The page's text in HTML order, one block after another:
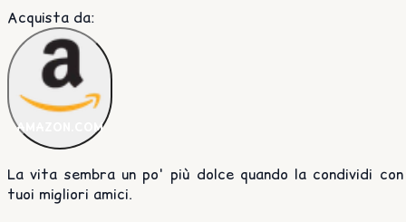
Acquista da:
AMAZON.COM
La vita sembra un po' più dolce quando la condividi
tuoi migliori amici.